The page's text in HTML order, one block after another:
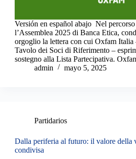
Versión en español abajo Nel
l’Assemblea 2025 di Banca Etica,
orgoglio la lettera con cui Oxfam Italia
Tavolo dei Soci di Riferimento –
sostegno alla Lista Partecipativa.
admin
mayo 5, 2025
Partidarios
Dalla periferia al futuro: il valore della
condivisa